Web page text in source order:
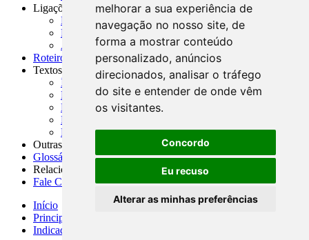
melhorar a sua experiência de
navegação no nosso site, de
forma a mostrar conteúdo
personalizado, anúncios
direcionados, analisar o tráfego
do site e entender de onde vêm
os visitantes.
Concordo
Eu recuso
Alterar as minhas preferências
Ligações Externas
Links Úteis
Presidência da República
Agências Nacionais Reguladoras
Roteiros para Estudos
Textos
Índice de Textos
Editorial
Monografias
Na Imprensa
Fórum de Discussão
Outras ferramentas
Glossário
Relacionamento
Fale Conosco
Início
Principais notícias
Indicadores